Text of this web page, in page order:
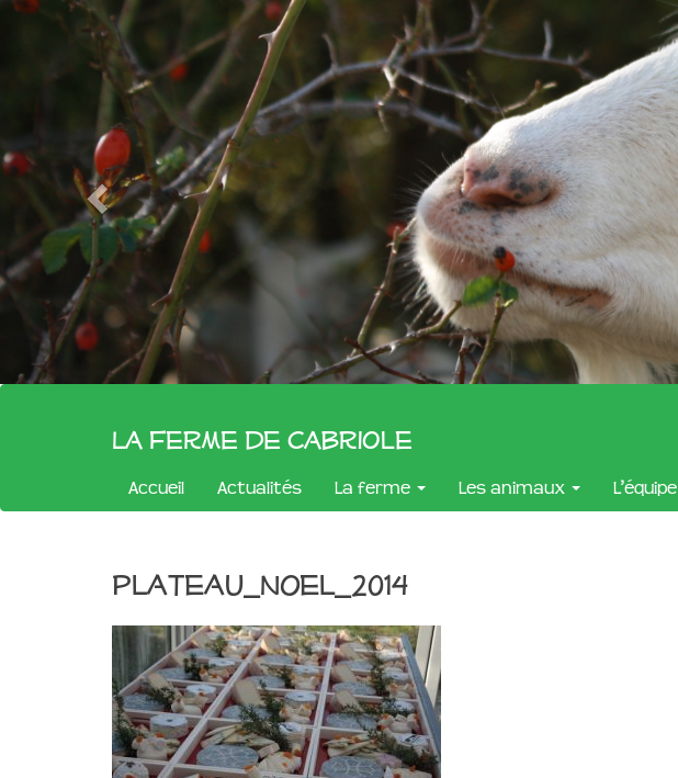
La Ferme de Cabriole
Accueil Actualités La ferme Les animaux L’équipe
plateau_noel_2014